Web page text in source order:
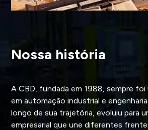
Nossa história
A CBD, fundada em 1988, sempre foi
em automação industrial e
longo de sua trajetória, evoluiu para
empresarial que une diferentes